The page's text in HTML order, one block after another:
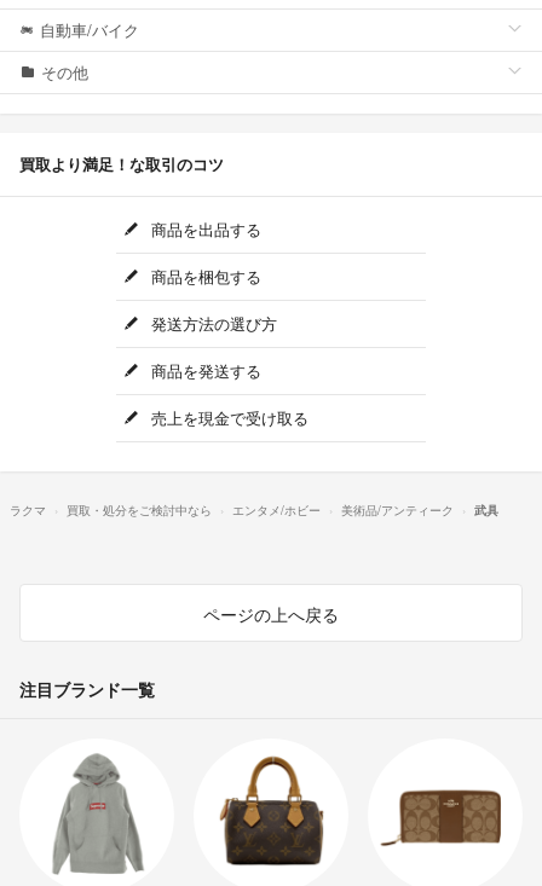
自動車/バイク
その他
買取より満足！な取引のコツ
商品を出品する
商品を梱包する
発送方法の選び方
商品を発送する
売上を現金で受け取る
ラクマ 買取・処分をご検討中なら エンタメ/ホビー 美術品/アンティーク 武具
ページの上へ戻る
注目ブランド一覧